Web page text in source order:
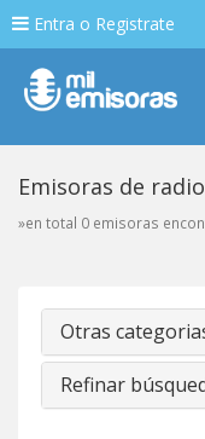
Entra o Registrate
Emisoras de radio
»en total 0 emisoras
Otras
Refinar